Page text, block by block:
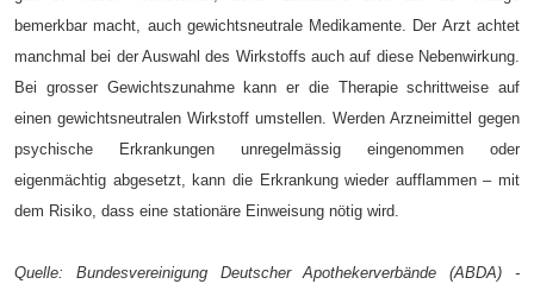
bemerkbar macht, auch gewichtsneutrale Medikamente. Der Arzt achtet
manchmal bei der Auswahl des Wirkstoffs auch auf diese Nebenwirkung.
Bei grosser Gewichtszunahme kann er die Therapie schrittweise auf
einen gewichtsneutralen Wirkstoff umstellen. Werden Arzneimittel gegen
psychische Erkrankungen unregelmässig eingenommen oder
eigenmächtig abgesetzt, kann die Erkrankung wieder aufflammen – mit
dem Risiko, dass eine stationäre Einweisung nötig wird.
Quelle: Bundesvereinigung Deutscher Apothekerverbände (ABDA) -